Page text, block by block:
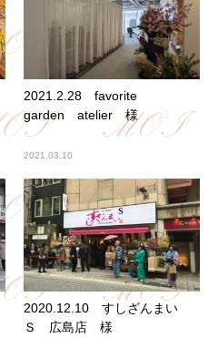
2021.2.28 favorite
garden atelier 様
2021.03.10
2020.12.10 すしざんまい
Ｓ 広島店 様